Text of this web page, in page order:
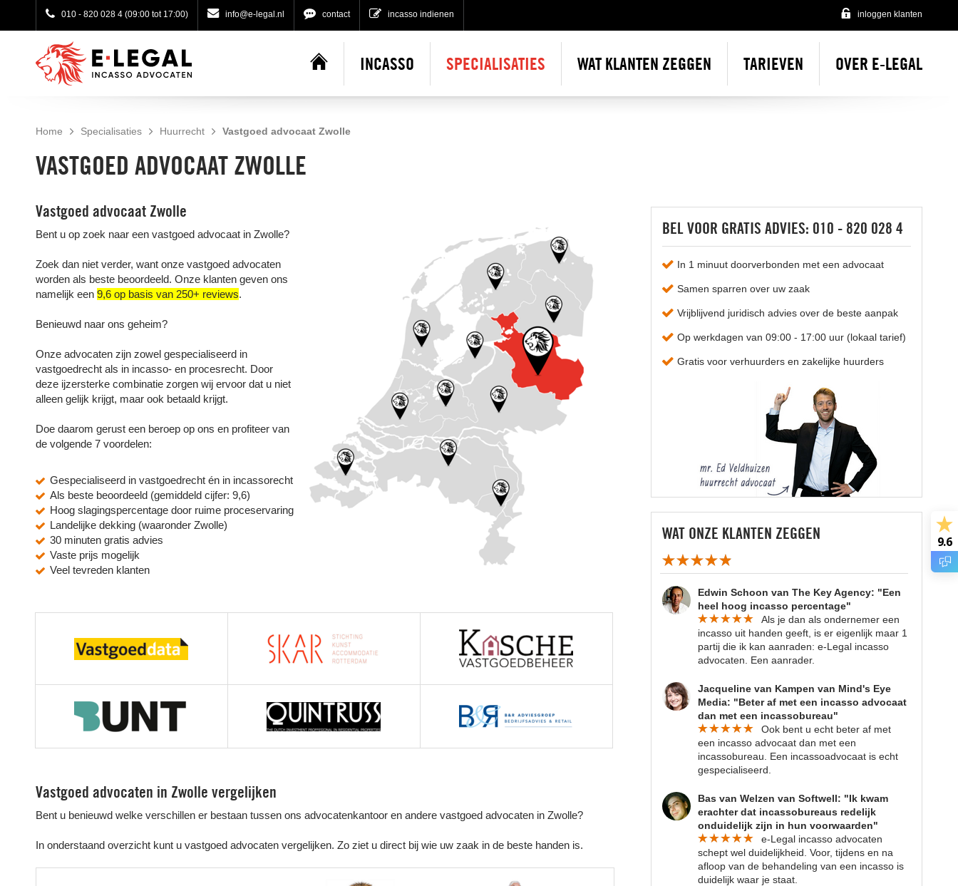
010 - 820 028 4 (09:00 tot 17:00) info@e-legal.nl contact incasso indienen inloggen klanten
INCASSO SPECIALISATIES WAT KLANTEN ZEGGEN TARIEVEN OVER E-LEGAL
Home Specialisaties Huurrecht Vastgoed advocaat Zwolle
VASTGOED ADVOCAAT ZWOLLE
Vastgoed advocaat Zwolle
Bent u op zoek naar een vastgoed advocaat in Zwolle?
Zoek dan niet verder, want onze vastgoed advocaten
worden als beste beoordeeld. Onze klanten geven ons
namelijk een 9,6 op basis van 250+ reviews.
Benieuwd naar ons geheim?
Onze advocaten zijn zowel gespecialiseerd in
vastgoedrecht als in incasso- en procesrecht. Door
deze ijzersterke combinatie zorgen wij ervoor dat u niet
alleen gelijk krijgt, maar ook betaald krijgt.
Doe daarom gerust een beroep op ons en profiteer van
de volgende 7 voordelen:
Gespecialiseerd in vastgoedrecht én in incassorecht
Als beste beoordeeld (gemiddeld cijfer: 9,6)
Hoog slagingspercentage door ruime proceservaring
Landelijke dekking (waaronder Zwolle)
30 minuten gratis advies
Vaste prijs mogelijk
Veel tevreden klanten
Vastgoed advocaten in Zwolle vergelijken
Bent u benieuwd welke verschillen er bestaan tussen ons advocatenkantoor en andere vastgoed advocaten in Zwolle?
In onderstaand overzicht kunt u vastgoed advocaten vergelijken. Zo ziet u direct bij wie uw zaak in de beste handen is.
BEL VOOR GRATIS ADVIES: 010 - 820 028 4
In 1 minuut doorverbonden met een advocaat
Samen sparren over uw zaak
Vrijblijvend juridisch advies over de beste aanpak
Op werkdagen van 09:00 - 17:00 uur (lokaal tarief)
Gratis voor verhuurders en zakelijke huurders
WAT ONZE KLANTEN ZEGGEN
Edwin Schoon van The Key Agency: "Een
heel hoog incasso percentage"
Als je dan als ondernemer een
incasso uit handen geeft, is er eigenlijk maar 1
partij die ik kan aanraden: e-Legal incasso
advocaten. Een aanrader.
Jacqueline van Kampen van Mind's Eye
Media: "Beter af met een incasso advocaat
dan met een incassobureau"
Ook bent u echt beter af met
een incasso advocaat dan met een
incassobureau. Een incassoadvocaat is echt
gespecialiseerd.
Bas van Welzen van Softwell: "Ik kwam
erachter dat incassobureaus redelijk
onduidelijk zijn in hun voorwaarden"
e-Legal incasso advocaten
schept wel duidelijkheid. Voor, tijdens en na
afloop van de behandeling van een incasso is
duidelijk waar je staat.
9.6